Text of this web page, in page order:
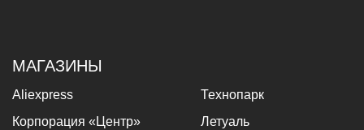
МАГАЗИНЫ
Aliexpress
Технопарк
Корпорация «Центр»
Летуаль